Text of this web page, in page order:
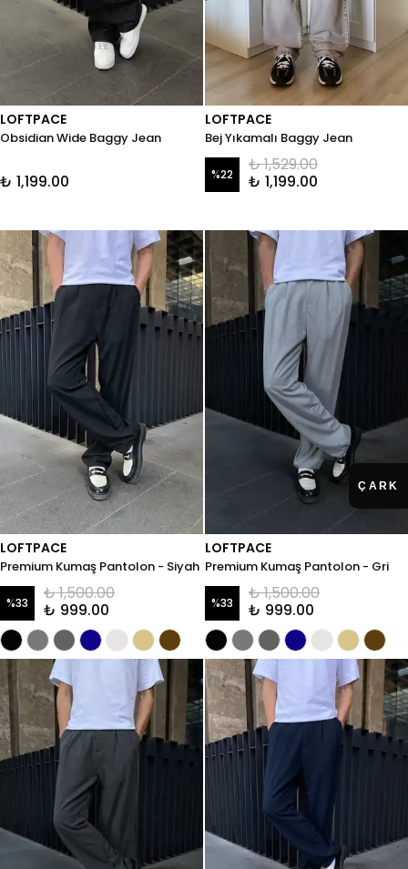
LOFTPACE
Obsidian Wide Baggy Jean
₺ 1,199.00
LOFTPACE
Bej Yıkamalı Baggy Jean
%22
₺ 1,529.00
₺ 1,199.00
LOFTPACE
Premium Kumaş Pantolon - Siyah
%33
₺ 1,500.00
₺ 999.00
LOFTPACE
Premium Kumaş Pantolon - Gri
%33
₺ 1,500.00
₺ 999.00